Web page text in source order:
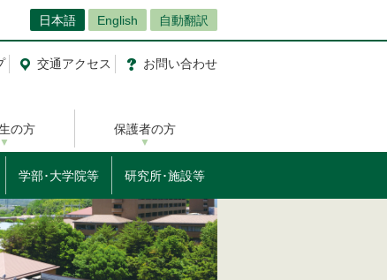
日本語 English 自動翻訳
交通アクセス お問い合わせ
の方 保護者の方
学部･大学院等 研究所･施設等